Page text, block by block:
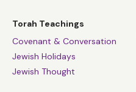
Torah Teachings
Covenant & Conversation
Jewish Holidays
Jewish Thought